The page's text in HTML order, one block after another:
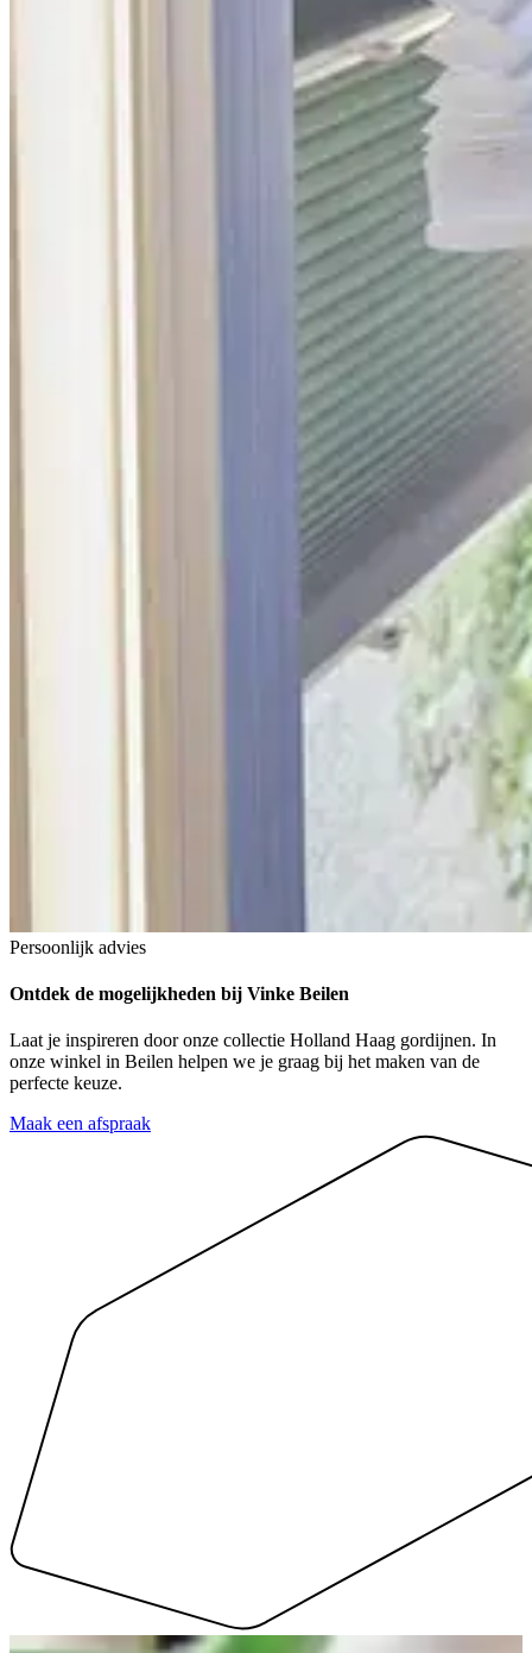
Persoonlijk advies
Ontdek de mogelijkheden bij Vinke Beilen
Laat je inspireren door onze collectie Holland Haag gordijnen. In
onze winkel in Beilen helpen we je graag bij het maken van de
perfecte keuze.
Maak een afspraak